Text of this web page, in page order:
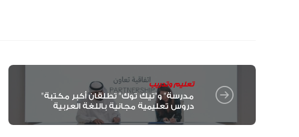
تعليم وتدريب
"مدرسة" و"تيك توك" تطلقان أكبر مكتبة
دروس تعليمية مجانية باللغة العربية